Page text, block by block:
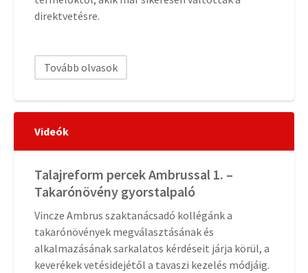
direktvetésre.
Tovább olvasok
Videók
Talajreform percek Ambrussal 1. –
Takarónövény gyorstalpaló
Vincze Ambrus szaktanácsadó kollégánk a
takarónövények megválasztásának és
alkalmazásának sarkalatos kérdéseit járja körül, a
keverékek vetésidejétől a tavaszi kezelés módjáig.